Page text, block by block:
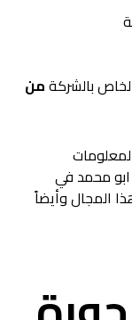
بالشركةمن
محمد في
المجال وأيضاً